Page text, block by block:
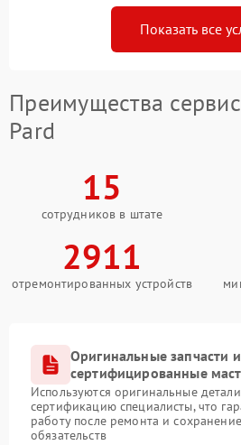
Показать все
Преимущества
Pard
15
сотрудников в штате
2911
отремонтированных устройств
Оригинальные запчасти и
сертифицированные
Используются оригинальные
сертификацию специалисты, что
работу после ремонта и
обязательств